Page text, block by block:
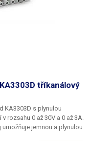
tříkanálový
KA3303D s plynulou
v rozsahu 0 až 30V a 0 až 3A.
umožňuje jemnou a plynulou